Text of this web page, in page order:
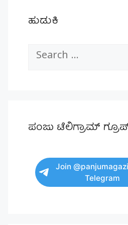
ಹುಡುಕಿ
Search
ಪಂಜು ಟೆಲಿಗ್ರಾಮ್
Join
Telegram